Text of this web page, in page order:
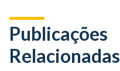
Publicações
Relacionadas